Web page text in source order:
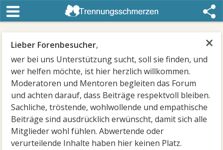
×
Lieber Forenbesucher,
wer bei uns Unterstützung sucht, soll sie finden, und
wer helfen möchte, ist hier herzlich willkommen.
Moderatoren und Mentoren begleiten das Forum
und achten darauf, dass Beiträge respektvoll bleiben.
Sachliche, tröstende, wohlwollende und empathische
Beiträge sind ausdrücklich erwünscht, damit sich alle
Mitglieder wohl fühlen. Abwertende oder
verurteilende Inhalte haben hier keinen Platz.